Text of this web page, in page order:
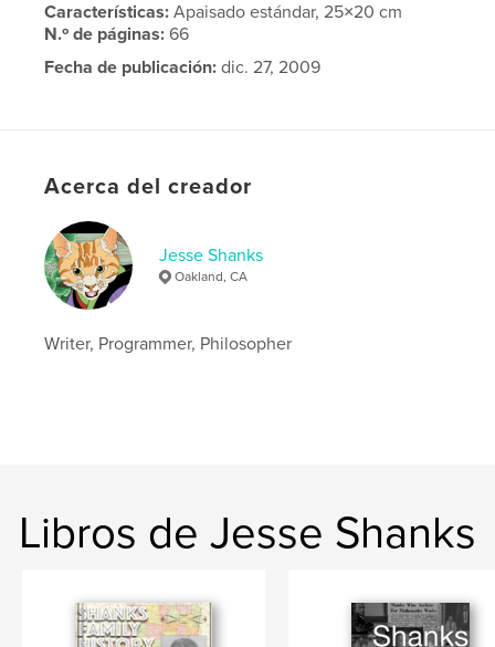
Características:Apaisado estándar, 25×20 cm
N.º de páginas:66
Fecha de publicación: dic. 27, 2009
Acerca del creador
Jesse Shanks
Oakland, CA
Writer, Programmer, Philosopher
Libros de Jesse Shanks